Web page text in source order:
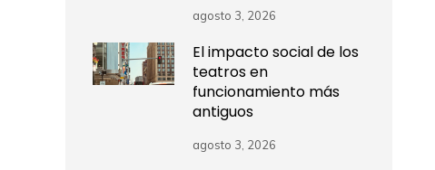
agosto 3, 2026
El impacto social de los
teatros en
funcionamiento más
antiguos
agosto 3, 2026